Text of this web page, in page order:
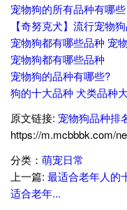
宠物狗的所有品种有哪些
【奇努克犬】流行宠物
宠物狗都有哪些品种 宠
宠物狗都有哪些品种
宠物狗的品种有哪些?
狗的十大品种 犬类品种
原文链接: 宠物狗品种排
https://m.mcbbbk.com/
分类： 萌宠日常
上一篇: 最适合老年人的
适合老年...